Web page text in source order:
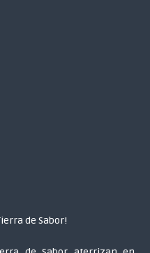
de Sabor!